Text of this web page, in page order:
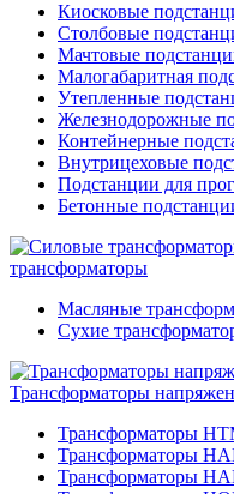
Киосковые
Столбовые
Мачтовые
Малогабаритная
Утепленные
Железнодорожные
Контейнерные
Внутрицеховые
Подстанции для
Бетонные
трансформаторы
Масляные
Сухие
Трансформаторы
Трансформаторы
Трансформаторы
Трансформаторы